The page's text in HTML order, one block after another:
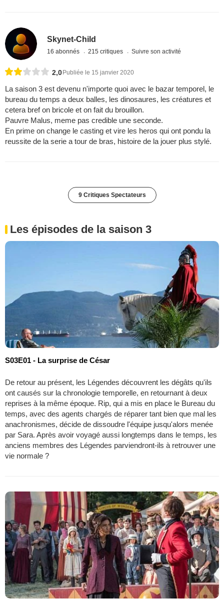
Skynet-Child
16 abonnés 215 critiques Suivre son activité
2,0Publiée le 15 janvier 2020
La saison 3 est devenu n'importe quoi avec le bazar temporel, le
bureau du temps a deux balles, les dinosaures, les créatures et
cetera bref on bricole et on fait du brouillon.
Pauvre Malus, meme pas credible une seconde.
En prime on change le casting et vire les heros qui ont pondu la
reussite de la serie a tour de bras, histoire de la jouer plus stylé.
9 Critiques Spectateurs
Les épisodes de la saison 3
S03E01 - La surprise de César
De retour au présent, les Légendes découvrent les dégâts qu'ils
ont causés sur la chronologie temporelle, en retournant à deux
reprises à la même époque. Rip, qui a mis en place le Bureau du
temps, avec des agents chargés de réparer tant bien que mal les
anachronismes, décide de dissoudre l'équipe jusqu'alors menée
par Sara. Après avoir voyagé aussi longtemps dans le temps, les
anciens membres des Légendes parviendront-ils à retrouver une
vie normale ?